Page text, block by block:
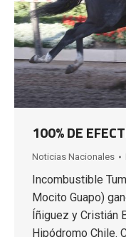
100% DE
Noticias Nacionales
Incombustible
Mocito Guapo)
Íñiguez y Cristián
Hipódromo Chile.